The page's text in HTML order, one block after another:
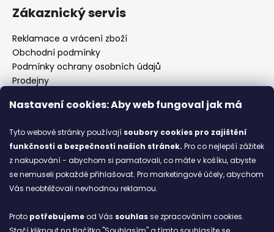
Nastavení cookies: Aby web fungoval jak má
Tyto webové stránky používají soubory cookies pro zajištění
funkčnosti a bezpečnosti našich stránek. Pro co nejlepší zážitek
z nakupování - abychom si pamatovali, co máte v košíku, abyste
se nemuseli pokaždé přihlašovat. Pro marketingové účely, abychom
Vás neobtěžovali nevhodnou reklamou.
Proto potřebujemeod Vás souhlasse zpracováním cookies.
Zákaznický servis
Reklamace a vrácení zboží
Obchodní podmínky
Podmínky ochrany osobních údajů
Prodejny
Značky
Blog
Ze starých bot staronové
ARCHIV